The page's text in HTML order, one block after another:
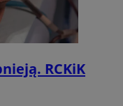
RCKiK